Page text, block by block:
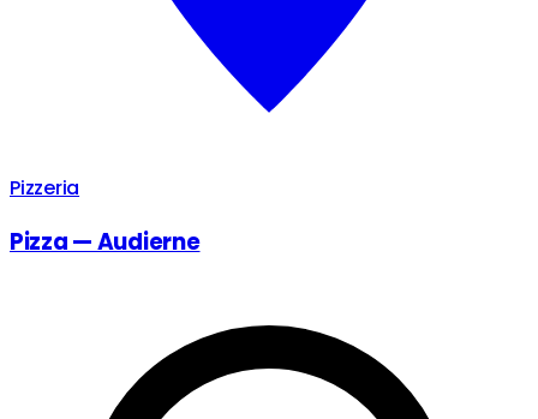
Pizzeria
Pizza — Audierne